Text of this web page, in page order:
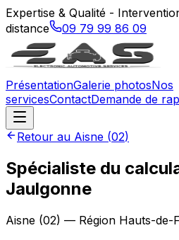
Expertise & Qualité -
distance
09 79 99 86 09
PrésentationGalerie photosNos
servicesContactDemande de
Retour au Aisne (02)
Spécialiste du
Jaulgonne
Aisne (02) — Région Hauts-de-